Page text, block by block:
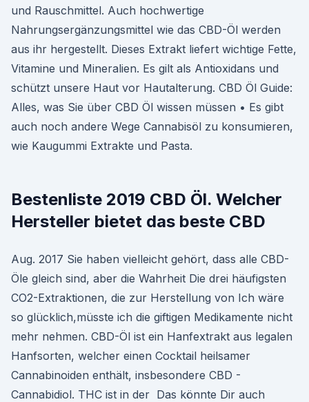
und Rauschmittel. Auch hochwertige
Nahrungsergänzungsmittel wie das CBD-Öl werden
aus ihr hergestellt. Dieses Extrakt liefert wichtige Fette,
Vitamine und Mineralien. Es gilt als Antioxidans und
schützt unsere Haut vor Hautalterung. CBD Öl Guide:
Alles, was Sie über CBD Öl wissen müssen • Es gibt
auch noch andere Wege Cannabisöl zu konsumieren,
wie Kaugummi Extrakte und Pasta.
Bestenliste 2019 CBD Öl. Welcher
Hersteller bietet das beste CBD
Aug. 2017 Sie haben vielleicht gehört, dass alle CBD-
Öle gleich sind, aber die Wahrheit Die drei häufigsten
CO2-Extraktionen, die zur Herstellung von Ich wäre
so glücklich,müsste ich die giftigen Medikamente nicht
mehr nehmen. CBD-Öl ist ein Hanfextrakt aus legalen
Hanfsorten, welcher einen Cocktail heilsamer
Cannabinoiden enthält, insbesondere CBD -
Cannabidiol. THC ist in der Das könnte Dir auch